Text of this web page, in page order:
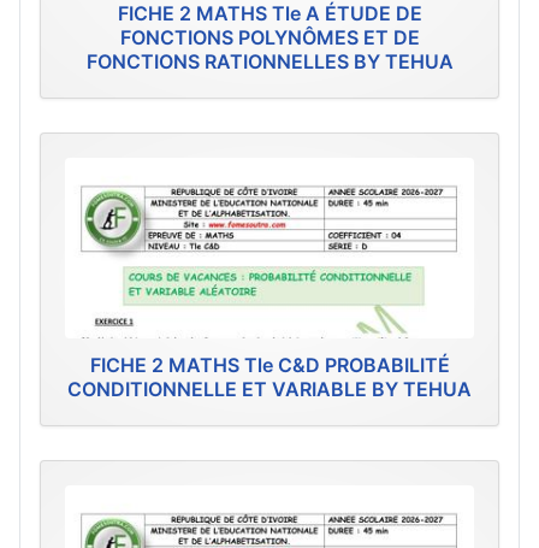
FICHE 2 MATHS Tle A ÉTUDE DE
FONCTIONS POLYNÔMES ET DE
FONCTIONS RATIONNELLES BY TEHUA
FICHE 2 MATHS Tle C&D PROBABILITÉ
CONDITIONNELLE ET VARIABLE BY TEHUA